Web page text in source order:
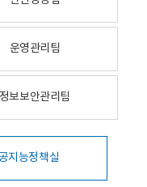
운영관리팀
정보보안관리팀
지능정책실